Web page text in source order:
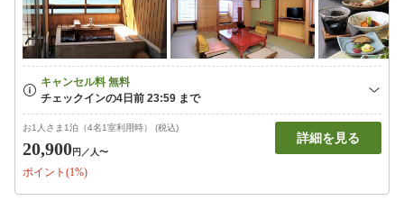
お1人さま1泊（4名1室利用時） (税込)
20,900円 ／人〜
ポイント(1%)
詳細を見る